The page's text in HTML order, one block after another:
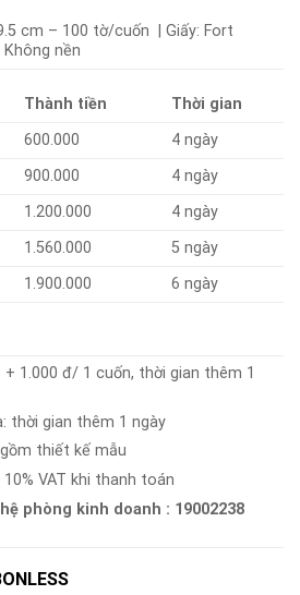
cm – 100 tờ/cuốn | Giấy: Fort
nền
Thành tiền
Thời gian
600.000
4 ngày
900.000
4 ngày
1.200.000
4 ngày
1.560.000
5 ngày
1.900.000 6 ngày
1.000 đ/ 1 cuốn, thời gian thêm 1
thời gian thêm 1 ngày
thiết kế mẫu
VAT khi thanh toán
phòng kinh doanh : 19002238